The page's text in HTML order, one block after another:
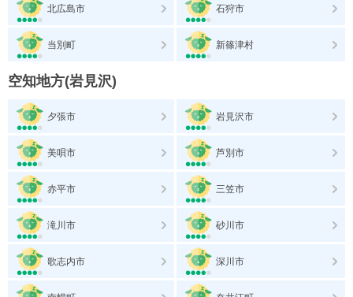
北広島市 石狩市
当別町 新篠津村
空知地方(岩見沢)
夕張市 岩見沢市
美唄市 芦別市
赤平市 三笠市
滝川市 砂川市
歌志内市 深川市